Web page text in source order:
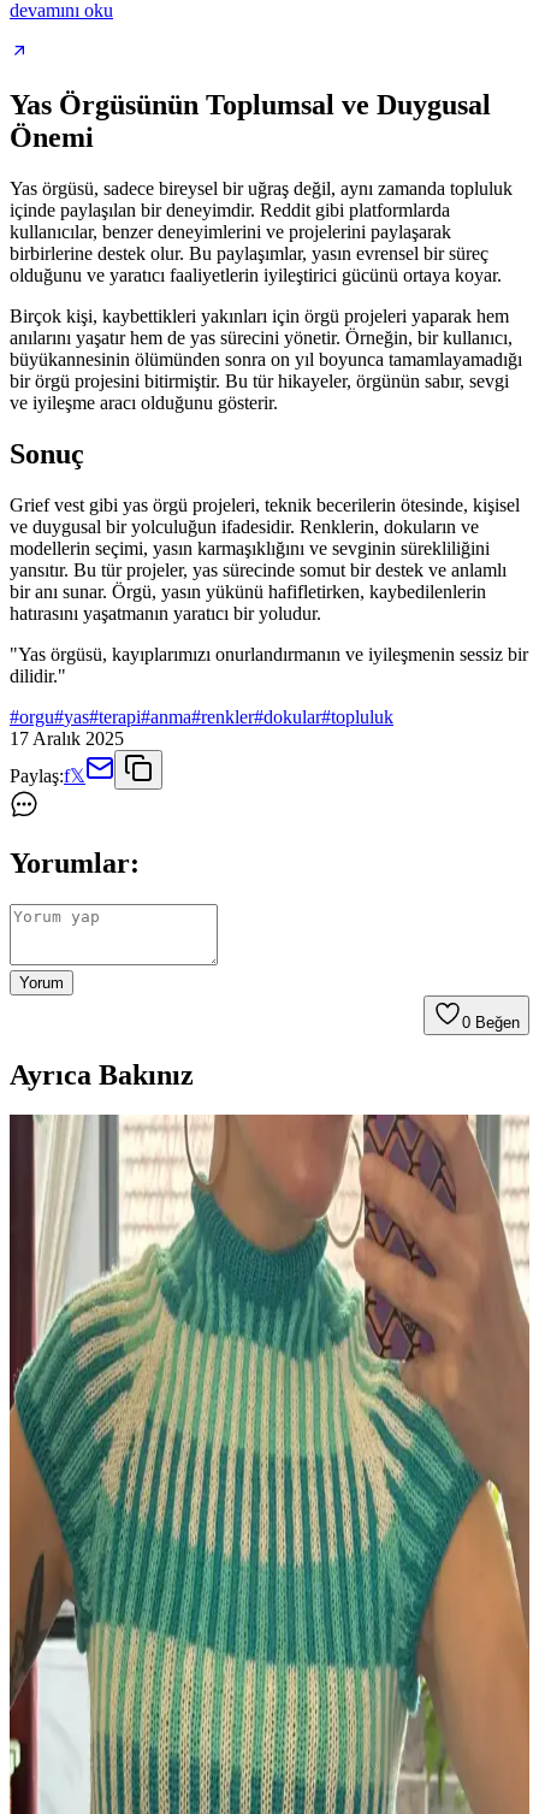
devamını oku
Yas Örgüsünün Toplumsal ve Duygusal
Önemi
Yas örgüsü, sadece bireysel bir uğraş değil, aynı zamanda topluluk
içinde paylaşılan bir deneyimdir. Reddit gibi platformlarda
kullanıcılar, benzer deneyimlerini ve projelerini paylaşarak
birbirlerine destek olur. Bu paylaşımlar, yasın evrensel bir süreç
olduğunu ve yaratıcı faaliyetlerin iyileştirici gücünü ortaya koyar.
Birçok kişi, kaybettikleri yakınları için örgü projeleri yaparak hem
anılarını yaşatır hem de yas sürecini yönetir. Örneğin, bir kullanıcı,
büyükannesinin ölümünden sonra on yıl boyunca tamamlayamadığı
bir örgü projesini bitirmiştir. Bu tür hikayeler, örgünün sabır, sevgi
ve iyileşme aracı olduğunu gösterir.
Sonuç
Grief vest gibi yas örgü projeleri, teknik becerilerin ötesinde, kişisel
ve duygusal bir yolculuğun ifadesidir. Renklerin, dokuların ve
modellerin seçimi, yasın karmaşıklığını ve sevginin sürekliliğini
yansıtır. Bu tür projeler, yas sürecinde somut bir destek ve anlamlı
bir anı sunar. Örgü, yasın yükünü hafifletirken, kaybedilenlerin
hatırasını yaşatmanın yaratıcı bir yoludur.
"Yas örgüsü, kayıplarımızı onurlandırmanın ve iyileşmenin sessiz bir
dilidir."
#orgu#yas#terapi#anma#renkler#dokular#topluluk
17 Aralık 2025
Paylaş:f𝕏
Yorumlar:
Yorum
0 Beğen
Ayrıca Bakınız
Berry Baby Hat: Yeni Doğan Bebekler İçin Orta
Seviye Örgü Şapka Modeli ve Teknik Detayları
Berry Baby Hat, yeni doğan bebekler için Michele Sabatier
tarafından tasarlanmış, orta seviye zorlukta, rahat ve estetik bir örgü
şapka modelidir. Kenar kıvrımı bebeğin konforunu artırır.
HipKnitShop Lemon Cardigan Boyutlandırma
Yöntemleri ve Alternatif Tasarım Önerileri
HipKnitShop Lemon Cardigan modeli, farklı şiş kalınlıklarıyla
beden uyarlaması yapıyor. Bu yöntem kumaş tutarlılığını ve yapısal
bütünlüğü etkileyebilir. Alternatif desen ve model önerileri
sunuluyor.
Örgüyle Evliliğin Derin Bağları: İpliklerin Günlük
Hayattaki Rolü ve Anlamı
Örgüyle evli çiftlerin hayatında iplikler, sadece hobi değil; evde izler
bırakan, sessiz iletişim sağlayan ve kültürel anlamlar taşıyan önemli
bağlardır. Bu yazı, örgü ipliklerinin evlilikteki rolünü inceliyor.
Bernat Softee Baby Cotton ile Leaf and Lace Set
Deseniyle Küçük Kazak ve Battaniye Örgüsü
Bernat Softee baby cotton ipliğiyle örülen Leaf and Lace Set deseni,
boyundan başlayarak minimal dikişle küçük kazak ve battaniye
yapımını kolaylaştırıyor. İplik artıkları da değerlendirilerek
sürdürülebilir bir örgü sunuyor.